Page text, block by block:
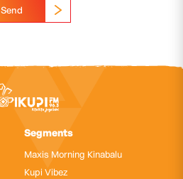
Send
Segments
Maxis Morning Kinabalu
Kupi Vibez